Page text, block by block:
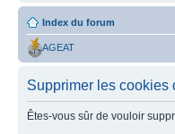
Index du forum
AGEAT
Supprimer les cookies
Êtes-vous sûr de vouloir